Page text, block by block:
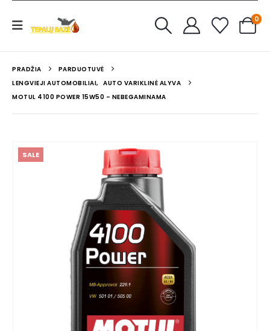
0
PRADŽIA
PARDUOTUVĖ
LENGVIEJI AUTOMOBILIAI, AUTO VARIKLINĖ ALYVA
MOTUL 4100 POWER 15W50 – NEBEGAMINAMA
SALE